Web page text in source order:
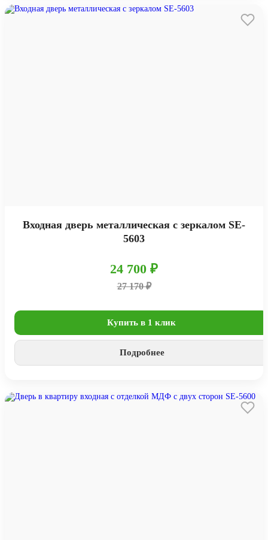
Входная дверь металлическая с зеркалом SE-
5603
24 700 ₽
27 170 ₽
Купить в 1 клик
Подробнее